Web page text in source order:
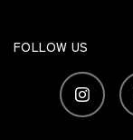
FOLLOW US